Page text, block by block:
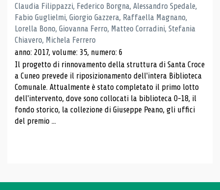
Claudia Filippazzi, Federico Borgna, Alessandro Spedale,
Fabio Guglielmi, Giorgio Gazzera, Raffaella Magnano,
Lorella Bono, Giovanna Ferro, Matteo Corradini, Stefania
Chiavero, Michela Ferrero
anno: 2017, volume: 35, numero: 6
Il progetto di rinnovamento della struttura di Santa Croce
a Cuneo prevede il riposizionamento dell'intera Biblioteca
Comunale. Attualmente è stato completato il primo lotto
dell'intervento, dove sono collocati la biblioteca 0-18, il
fondo storico, la collezione di Giuseppe Peano, gli uffici
del premio ...